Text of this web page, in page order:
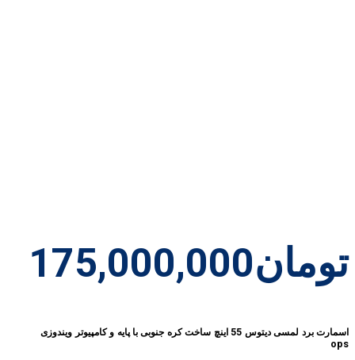
تومان175,000,000
اسمارت برد لمسی دیتوس 55 اینچ ساخت کره جنوبی با پایه و کامپیوتر ویندوزی
ops